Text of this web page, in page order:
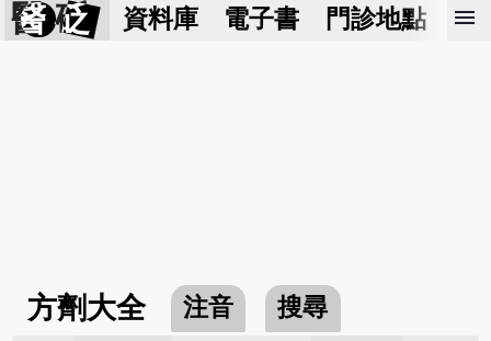
醫 砭 資料庫 電子書 門診地點 預
menu
方劑大全 注音
搜尋